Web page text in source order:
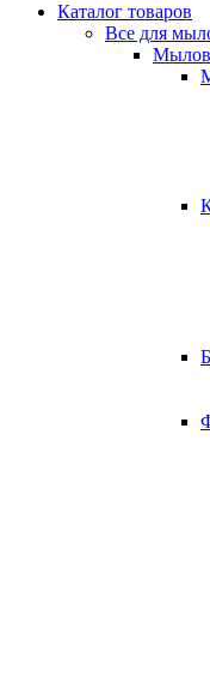
Каталог товаров
Все для